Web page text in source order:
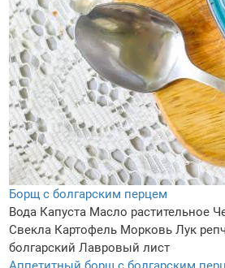
Борщ с болгарским перцем
Вода Капуста Масло растительное
Свекла Картофель Морковь Лук
болгарский Лавровый лист